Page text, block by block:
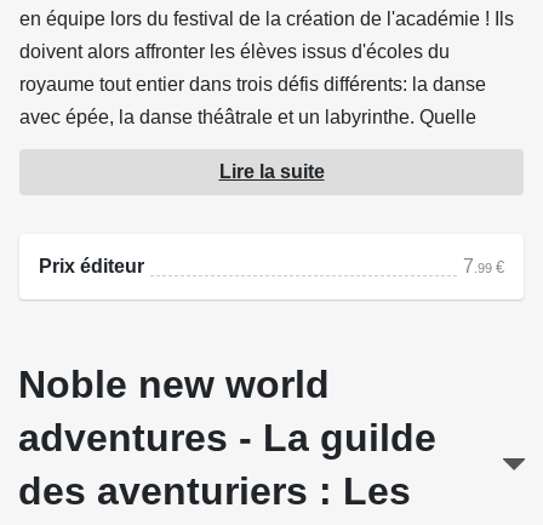
en équipe lors du festival de la création de l'académie ! Ils
doivent alors affronter les élèves issus d'écoles du
royaume tout entier dans trois défis différents: la danse
avec épée, la danse théâtrale et un labyrinthe. Quelle
équipe triomphera de toutes ces épreuves et ressortira
victorieuse de la compétition ?
Lire la suite
Prix éditeur 7 .99 €
Noble new world
adventures - La guilde
des aventuriers : Les